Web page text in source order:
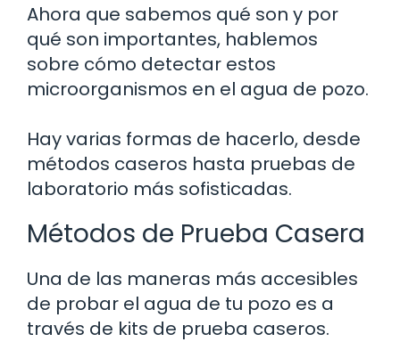
Ahora que sabemos qué son y por
qué son importantes, hablemos
sobre cómo detectar estos
microorganismos en el agua de pozo.
Hay varias formas de hacerlo, desde
métodos caseros hasta pruebas de
laboratorio más sofisticadas.
Métodos de Prueba Casera
Una de las maneras más accesibles
de probar el agua de tu pozo es a
través de kits de prueba caseros.